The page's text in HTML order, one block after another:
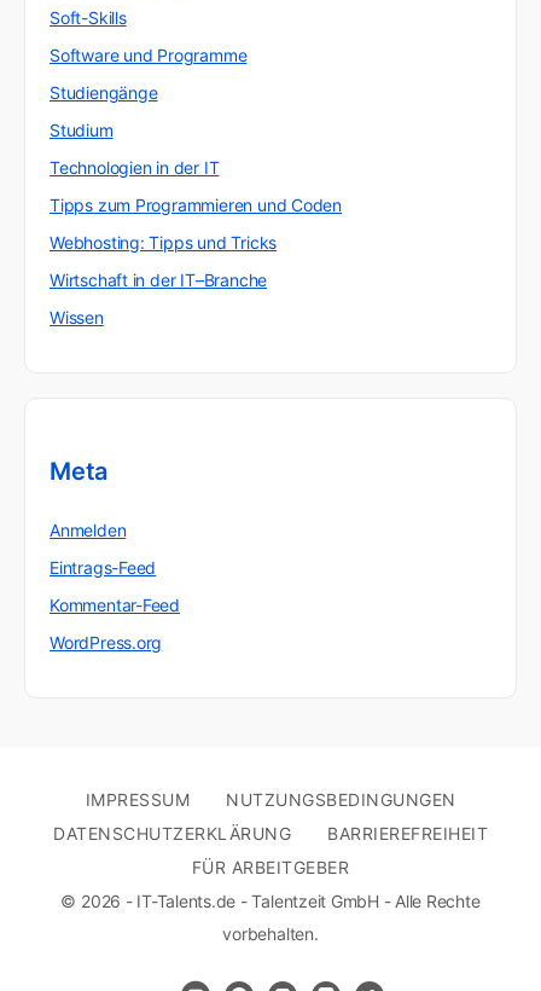
Soft-Skills
Software und Programme
Studiengänge
Studium
Technologien in der IT
Tipps zum Programmieren und Coden
Webhosting: Tipps und Tricks
Wirtschaft in der IT–Branche
Wissen
Meta
Anmelden
Eintrags-Feed
Kommentar-Feed
WordPress.org
IMPRESSUM
NUTZUNGSBEDINGUNGEN
DATENSCHUTZERKLÄRUNG
BARRIEREFREIHEIT
FÜR ARBEITGEBER
© 2026 - IT-Talents.de - Talentzeit GmbH - Alle Rechte
vorbehalten.